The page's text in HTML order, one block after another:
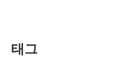
태그